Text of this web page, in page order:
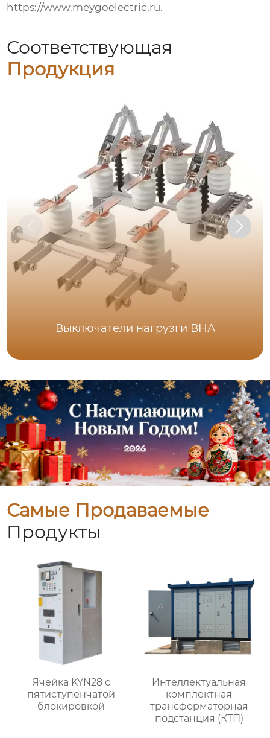
https://www.meygoelectric.ru.
Соответствующая
Продукция
Выключатели нагрузги ВНА
Самые Продаваемые
Продукты
Ячейка KYN28 с
пятиступенчатой
блокировкой
Интеллектуальная
комплектная
трансформаторная
подстанция (КТП)